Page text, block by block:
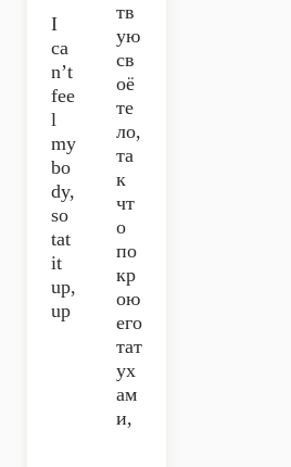
I
ca
n’t
fee
l
my
bo
dy,
so
tat
it
up,
up
тв
ую
св
оё
те
ло,
та
к
чт
о
по
кр
ою
его
тат
ух
ам
и,